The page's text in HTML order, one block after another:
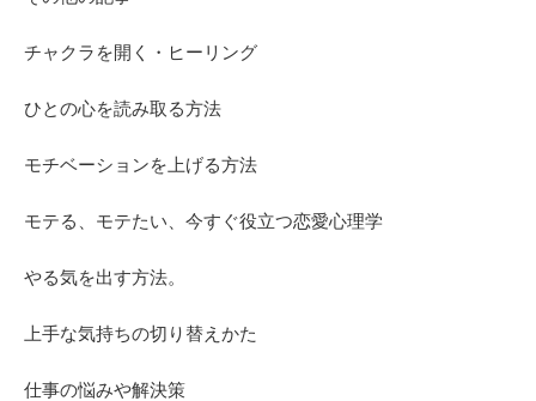
チャクラを開く・ヒーリング
ひとの心を読み取る方法
モチベーションを上げる方法
モテる、モテたい、今すぐ役立つ恋愛心理学
やる気を出す方法。
上手な気持ちの切り替えかた
仕事の悩みや解決策